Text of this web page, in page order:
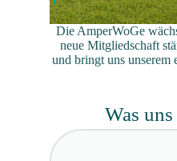
Die AmperWoGe
neue Mitgliedschaft
und bringt uns unserem
Was